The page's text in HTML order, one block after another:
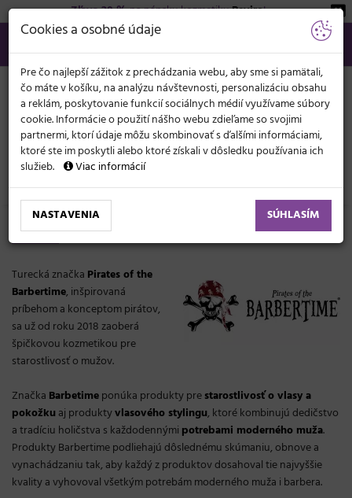
Zľava 20 %na pánsku kozmetikuBeviro!
02/21 201 099
info@svetkadernictva.sk
Po−pia: 8−17
Všetko o nákupe €
KATEGÓRIE
MENU
Značky Pirates of the Barbertime
Pirates of the Barbertime
Turecká značka Pirates of the
Barbertime, inšpirovaná
príbehom a konceptom pirátov,
sa už od roku 2018 zaoberá
špičkovou kozmetikou pre
starostlivosť o mužov.
Značka Barbetimeponúka produkty prestarostlivosť o vlasy a
pokožku aj produktyvlasového stylingu, ktoré kombinujú dedičstvo
a tradíciu holičstva s každodennými potrebami moderného muža.
Produkty Barbertime podliehajú dôslednému skúmaniu, obnove a
vynachádzaniu tak, aby každý z produktov dosahoval tie najvyššie
kvality a vyhovoval všetkým potrebám moderného muža i barbera.
Cookies a osobné údaje
Pre čo najlepší zážitok z prechádzania webu, aby sme si pamätali,
čo máte v košíku, na analýzu návštevnosti, personalizáciu obsahu
a reklám, poskytovanie funkcií sociálnych médií využívame súbory
cookie. Informácie o použití nášho webu zdieľame so svojimi
partnermi, ktorí údaje môžu skombinovať s ďalšími informáciami,
ktoré ste im poskytli alebo ktoré získali v dôsledku používania ich
služieb.
Viac informácií
NASTAVENIA SÚHLASÍM